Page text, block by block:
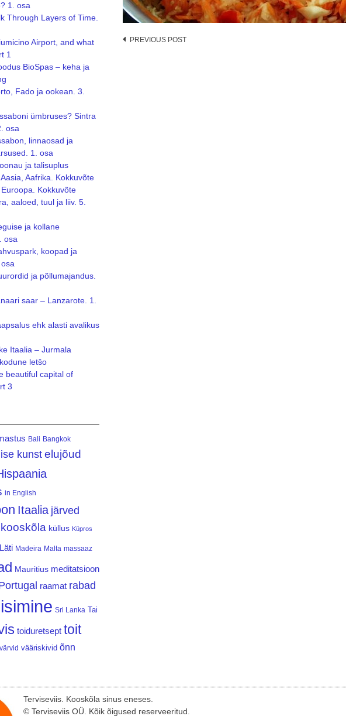
Post
PREVIOUS POST
1. osa
Through Layers of Time.
Airport, and what
1
BioSpas – keha ja
Fado ja ookean. 3.
ümbruses? Sintra
osa
linnaosad ja
1. osa
ja talisuplus
Aafrika. Kokkuvõte
Kokkuvõte
aaloed, tuul ja liiv. 5.
ja kollane
osa
koopad ja
ja põllumajandus.
saar – Lanzarote. 1.
ehk alasti avalikus
Itaalia – Jurmala
letšo
beautiful capital of
3
Bali Bangkok
kunst elujõud
in English
Itaalia järved
kooskõla küllus Küpros
Läti Madeira Malta massaaz
Mauritius meditatsioon
raamat rabad
Sri Lanka Tai
toiduretsept toit
värvid vääriskivid õnn
Terviseviis. Kooskõla sinus eneses.
© Terviseviis OÜ. Kõik õigused reserveeritud.